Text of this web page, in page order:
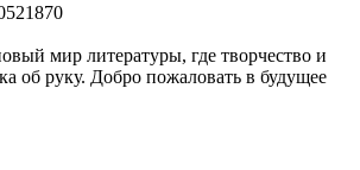
мир литературы, где творчество и
об руку. Добро пожаловать в будущее